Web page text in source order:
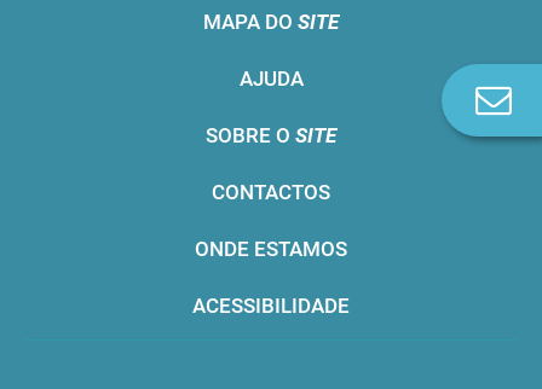
MAPA DO SITE
AJUDA
SOBRE O SITE
CONTACTOS
ONDE ESTAMOS
ACESSIBILIDADE